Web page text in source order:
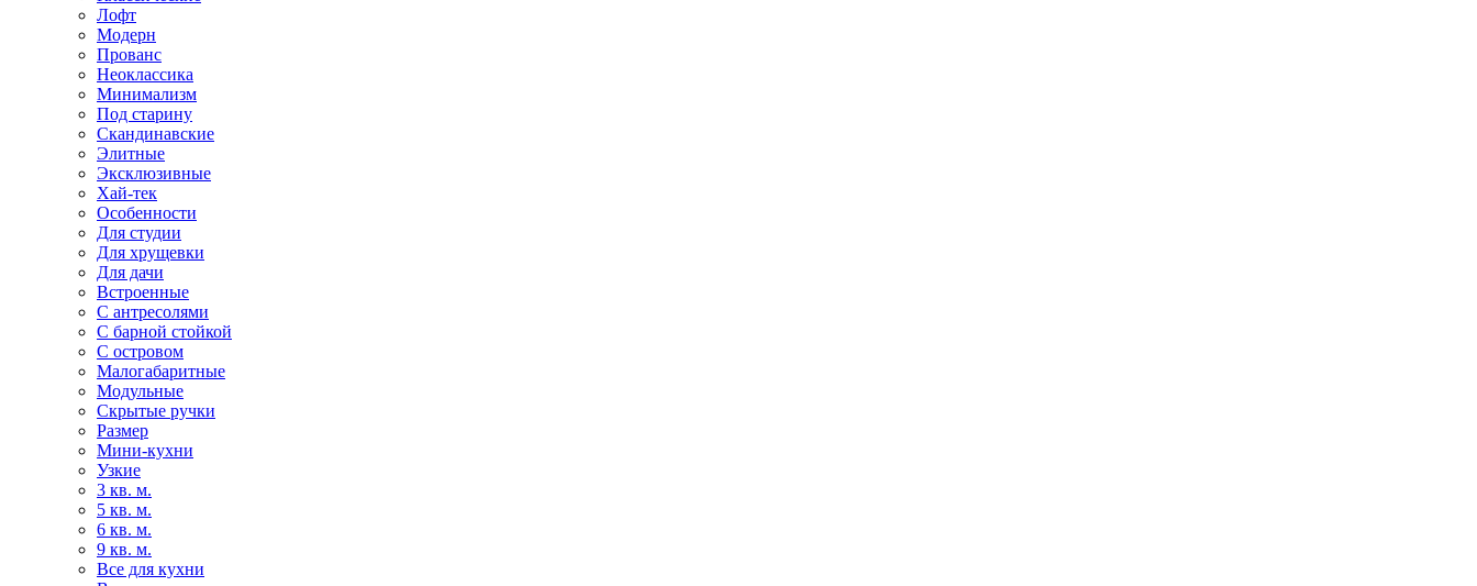
Лофт
Модерн
Прованс
Неоклассика
Минимализм
Под старину
Скандинавские
Элитные
Эксклюзивные
Хай-тек
Особенности
Для студии
Для хрущевки
Для дачи
Встроенные
С антресолями
С барной стойкой
С островом
Малогабаритные
Модульные
Скрытые ручки
Размер
Мини-кухни
Узкие
3 кв. м.
5 кв. м.
6 кв. м.
9 кв. м.
Все для кухни